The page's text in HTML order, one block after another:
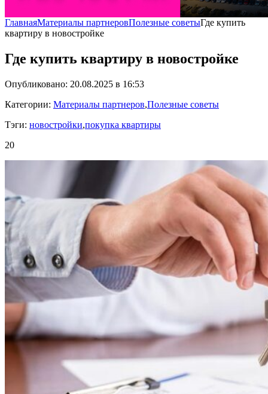
ГлавнаяМатериалы партнеровПолезные советыГде купить
квартиру в новостройке
Где купить квартиру в новостройке
Опубликовано: 20.08.2025 в 16:53
Категории: Материалы партнеров,Полезные советы
Тэги: новостройки,покупка квартиры
20